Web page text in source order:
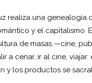
realiza una genealogía
y el capitalismo.
de masas —cine,
a cenar, ir al cine,
y los productos se